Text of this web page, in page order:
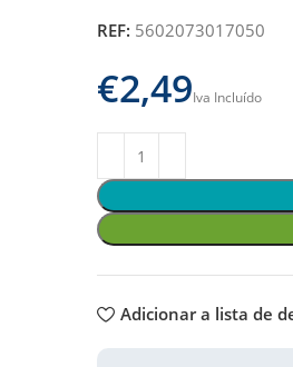
REF: 5602073017050
€
Adicionar a lista de